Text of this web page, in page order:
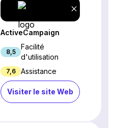
ActiveCampaign
8,5
Facilité
d'utilisation
7,6 Assistance
Visiter le site Web